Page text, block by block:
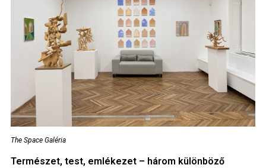
The Space Galéria
Természet, test, emlékezet – három különböző